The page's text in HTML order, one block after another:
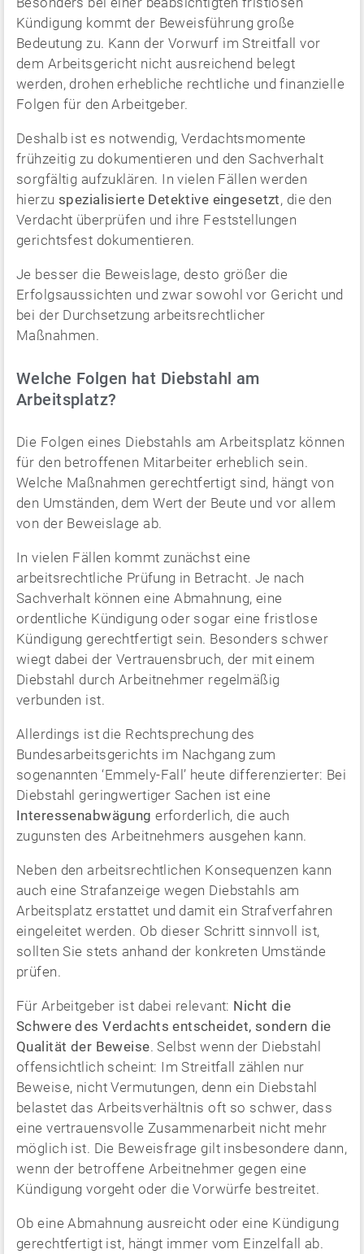
Kündigung kommt der Beweisführung große
Bedeutung zu. Kann der Vorwurf im Streitfall vor
dem Arbeitsgericht nicht ausreichend belegt
werden, drohen erhebliche rechtliche und finanzielle
Folgen für den Arbeitgeber.
Deshalb ist es notwendig, Verdachtsmomente
frühzeitig zu dokumentieren und den Sachverhalt
sorgfältig aufzuklären. In vielen Fällen werden
hierzu spezialisierte Detektive eingesetzt, die den
Verdacht überprüfen und ihre Feststellungen
gerichtsfest dokumentieren.
Je besser die Beweislage, desto größer die
Erfolgsaussichten und zwar sowohl vor Gericht und
bei der Durchsetzung arbeitsrechtlicher
Maßnahmen.
Welche Folgen hat Diebstahl am
Arbeitsplatz?
Die Folgen eines Diebstahls am Arbeitsplatz können
für den betroffenen Mitarbeiter erheblich sein.
Welche Maßnahmen gerechtfertigt sind, hängt von
den Umständen, dem Wert der Beute und vor allem
von der Beweislage ab.
In vielen Fällen kommt zunächst eine
arbeitsrechtliche Prüfung in Betracht. Je nach
Sachverhalt können eine Abmahnung, eine
ordentliche Kündigung oder sogar eine fristlose
Kündigung gerechtfertigt sein. Besonders schwer
wiegt dabei der Vertrauensbruch, der mit einem
Diebstahl durch Arbeitnehmer regelmäßig
verbunden ist.
Allerdings ist die Rechtsprechung des
Bundesarbeitsgerichts im Nachgang zum
sogenannten ‘Emmely-Fall’ heute differenzierter: Bei
Diebstahl geringwertiger Sachen ist eine
Interessenabwägungerforderlich, die auch
zugunsten des Arbeitnehmers ausgehen kann.
Neben den arbeitsrechtlichen Konsequenzen kann
auch eine Strafanzeige wegen Diebstahls am
Arbeitsplatz erstattet und damit ein Strafverfahren
eingeleitet werden. Ob dieser Schritt sinnvoll ist,
sollten Sie stets anhand der konkreten Umstände
prüfen.
Für Arbeitgeber ist dabei relevant: Nicht die
Schwere des Verdachts entscheidet, sondern die
Qualität der Beweise. Selbst wenn der Diebstahl
offensichtlich scheint: Im Streitfall zählen nur
Beweise, nicht Vermutungen, denn ein Diebstahl
belastet das Arbeitsverhältnis oft so schwer, dass
eine vertrauensvolle Zusammenarbeit nicht mehr
möglich ist. Die Beweisfrage gilt insbesondere dann,
wenn der betroffene Arbeitnehmer gegen eine
Kündigung vorgeht oder die Vorwürfe bestreitet.
Ob eine Abmahnung ausreicht oder eine Kündigung
gerechtfertigt ist, hängt immer vom Einzelfall ab.